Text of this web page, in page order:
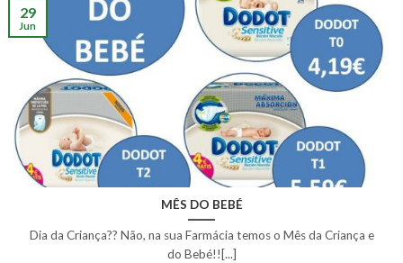
MÊS DO BEBÉ
Dia da Criança?? Não, na sua Farmácia temos o Mês da Criança e
do Bebé!![...]
29
Jun